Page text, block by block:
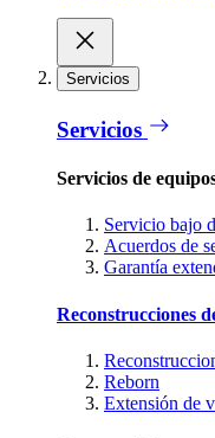
Servicios
Servicios
Servicios de
Servicio bajo
Acuerdos de
Garantía
Reconstrucciones
Reborn
Extensión de